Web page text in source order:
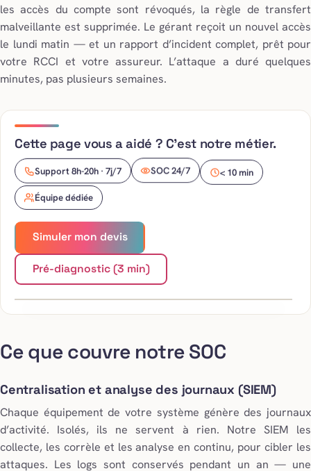
les accès du compte sont révoqués, la règle de transfert
malveillante est supprimée. Le gérant reçoit un nouvel accès
le lundi matin — et un rapport d’incident complet, prêt pour
votre RCCI et votre assureur. L’attaque a duré quelques
minutes, pas plusieurs semaines.
Cette page vous a aidé ? C’est notre métier.
Support 8h-20h · 7j/7 SOC 24/7 < 10 min
Équipe dédiée
Simuler mon devis
Pré-diagnostic (3 min)
plateau
Ce que couvre notre SOC
Centralisation et analyse des journaux (SIEM)
Chaque équipement de votre système génère des journaux
d’activité. Isolés, ils ne servent à rien. Notre SIEM les
collecte, les corrèle et les analyse en continu, pour cibler les
attaques. Les logs sont conservés pendant un an — une